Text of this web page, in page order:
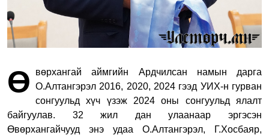
Ө
вөрхангай аймгийн Ардчилсан намын дарга
О.Алтангэрэл 2016, 2020, 2024 гээд УИХ-н гурван
сонгуульд хүч үзэж 2024 оны сонгуульд ялалт
байгуулав. 32 жил дан улаанаар эргэсэн
Өвөрхангайчууд энэ удаа О.Алтангэрэл, Г.Хосбаяр,